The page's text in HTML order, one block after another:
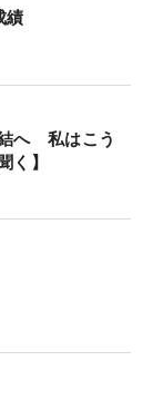
績
へ 私はこう
く】